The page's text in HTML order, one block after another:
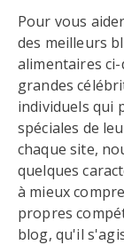
Pour vous
des meilleurs
alimentaires
grandes
individuels qui
spéciales de
chaque site,
quelques
à mieux
propres
blog, qu'il